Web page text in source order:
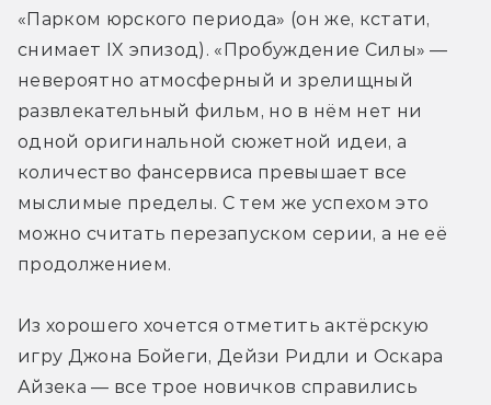
«Парком юрского периода» (он же, кстати,
снимает IX эпизод). «Пробуждение Силы» —
невероятно атмосферный и зрелищный
развлекательный фильм, но в нём нет ни
одной оригинальной сюжетной идеи, а
количество фансервиса превышает все
мыслимые пределы. С тем же успехом это
можно считать перезапуском серии, а не её
продолжением.
Из хорошего хочется отметить актёрскую
игру Джона Бойеги, Дейзи Ридли и Оскара
Айзека — все трое новичков справились